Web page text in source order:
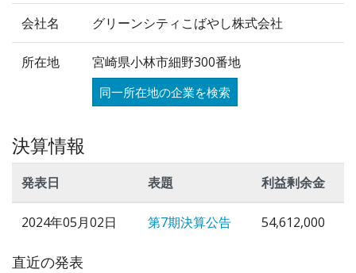
会社名 グリーンシティこばやし株式会社
所在地 宮崎県小林市細野300番地
同一所在地の企業を検索
決算情報
発表日 表題 利益剰余金
2024年05月02日 第7期決算公告 54,612,000
直近の発表